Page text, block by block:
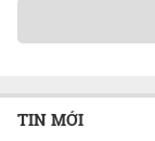
TIN MỚI